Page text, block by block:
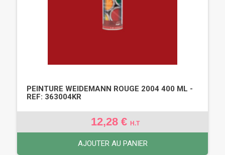
PEINTURE WEIDEMANN ROUGE 2004 400 ML -
REF: 363004KR
12,28 € H.T
AJOUTER AU PANIER